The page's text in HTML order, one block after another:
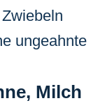
ungeahnte
Milch